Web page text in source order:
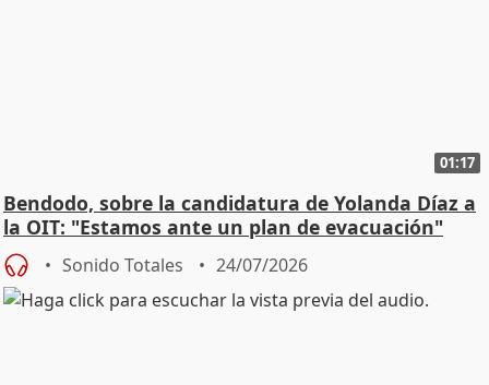
01:17
Bendodo, sobre la candidatura de Yolanda Díaz a
la OIT: "Estamos ante un plan de evacuación"
Sonido Totales 24/07/2026